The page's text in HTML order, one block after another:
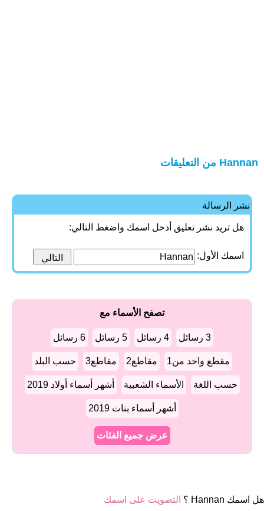
Hannan من التعليقات
نشر الرسالة
هل تريد نشر تعليق أدخل اسمك واضغط التالي:
اسمك الأول:
تصفح الأسماء مع
3 رسائل 4 رسائل 5 رسائل 6 رسائل
مقطع واحد من1 مقاطع2 مقاطع3 حسب البلد
حسب اللغة الأسماء الشعبية أشهر أسماء أولاد 2019
أشهر أسماء بنات 2019
عرض جميع الفئات
هل اسمك Hannan ؟ التصويت على اسمك